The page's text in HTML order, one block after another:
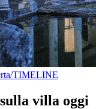
TIMELINE
villa oggi